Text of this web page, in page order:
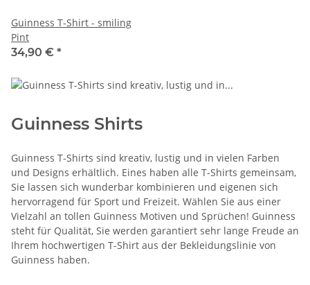
Guinness T-Shirt - smiling
Pint
34,90 € *
Guinness Shirts
Guinness T-Shirts sind kreativ, lustig und in vielen Farben
und Designs erhältlich. Eines haben alle T-Shirts gemeinsam,
Sie lassen sich wunderbar kombinieren und eigenen sich
hervorragend für Sport und Freizeit. Wählen Sie aus einer
Vielzahl an tollen Guinness Motiven und Sprüchen! Guinness
steht für Qualität, Sie werden garantiert sehr lange Freude an
Ihrem hochwertigen T-Shirt aus der Bekleidungslinie von
Guinness haben.